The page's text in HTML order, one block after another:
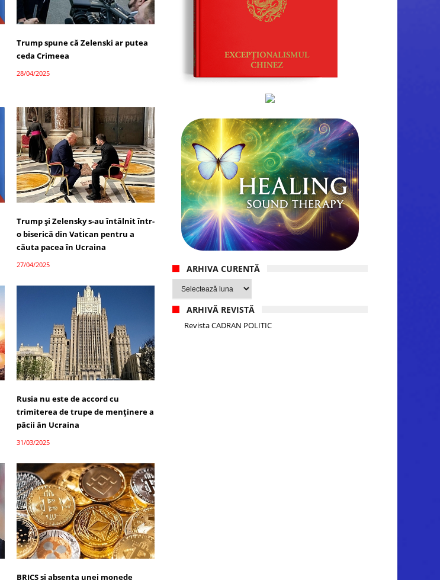
Trump spune că Zelenski ar putea
ceda Crimeea
28/04/2025
Trump și Zelensky s-au întâlnit într-
o biserică din Vatican pentru a
căuta pacea în Ucraina
27/04/2025
Rusia nu este de accord cu
trimiterea de trupe de menținere a
păcii ăn Ucraina
31/03/2025
BRICS și absența unei monede
ARHIVA CURENTĂ
Arhiva
curentă
ARHIVĂ REVISTĂ
Revista CADRAN POLITIC